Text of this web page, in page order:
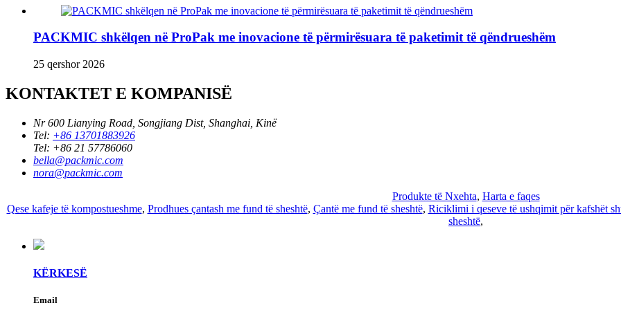
PACKMIC shkëlqen në ProPak me inovacione të përmirësuara të paketimit të qëndrueshëm
25 qershor 2026
KONTAKTET E KOMPANISË
Nr 600 Lianying Road, Songjiang Dist, Shanghai, Kinë
Tel: +86 13701883926
Tel: +86 21 57786060
bella@packmic.com
nora@packmic.com
Produkte të Nxehta, Harta e faqes
Qese kafeje të kompostueshme, Prodhues çantash me fund të sheshtë, Çantë me fund të sheshtë, Riciklimi i qeseve të ushqimit për kafshët
sheshtë,
KËRKESË
Email